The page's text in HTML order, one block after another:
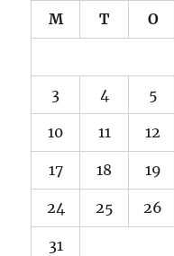
M T O
3 4 5
10 11 12
17 18 19
24 25 26
31